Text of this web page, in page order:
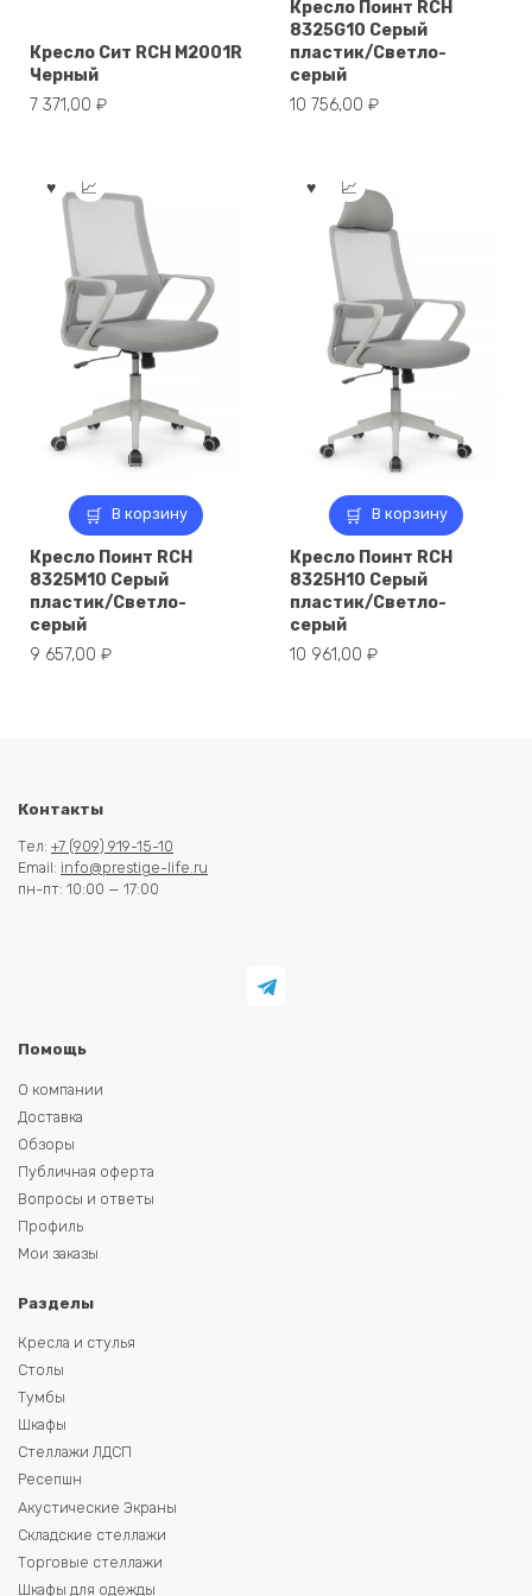
Кресло Сит RCH M2001R
Черный
7 371,00 ₽
Кресло Поинт RCH
8325G10 Серый
пластик/Светло-
серый
10 756,00 ₽
В корзину
Кресло Поинт RCH
8325M10 Серый
пластик/Светло-
серый
9 657,00 ₽
В корзину
Кресло Поинт RCH
8325H10 Серый
пластик/Светло-
серый
10 961,00 ₽
Контакты
Тел: +7 (909) 919-15-10
Email: info@prestige-life.ru
пн-пт: 10:00 — 17:00
Помощь
О компании
Доставка
Обзоры
Публичная оферта
Вопросы и ответы
Профиль
Мои заказы
Разделы
Кресла и стулья
Столы
Тумбы
Шкафы
Стеллажи ЛДСП
Ресепшн
Акустические Экраны
Складские стеллажи
Торговые стеллажи
Шкафы для одежды